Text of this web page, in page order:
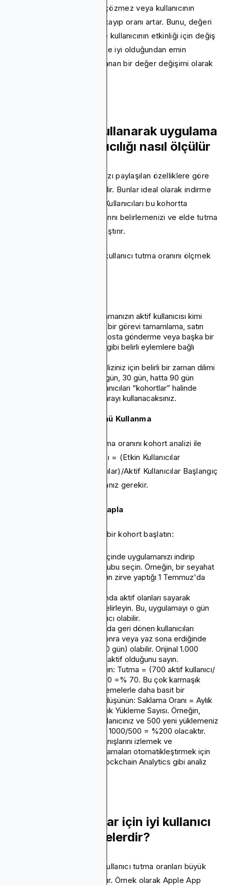
kolaylaştırmaz, bir sorunu çözmez veya kullanıcının
hayatını kolaylaştırmazsa, kayıp oranı artar. Bunu, değeri
yarattığınız ve erişilebilir ve kullanıcının etkinliği için değiş
tokuş yapmak için yeterince iyi olduğundan emin
olduğunuz zaman için algılanan bir değer değişimi olarak
Kohort analizi kullanarak uygulama
kullanıcısının kalıcılığı nasıl ölçülür
Kohort analizi, kullanıcılarınızı paylaşılan özelliklere göre
gruplandırmak anlamına gelir. Bunlar ideal olarak indirme
ve kayıt tarihleri olacaktır. Kullanıcıları bu kohortta
gruplamak, davranış kalıplarını belirlemenizi ve elde tutma
oranlarını izlemenizi kolaylaştırır.
Kohort analizini kullanarak kullanıcı tutma oranını ölçmek
: Uygulamanızın aktif kullanıcısı kimi
olarak görürsünüz? Bu, bir görevi tamamlama, satın
alma işlemi yapma, e-posta gönderme veya başka bir
temel etkileşim eylemi gibi belirli eylemlere bağlı
Analiziniz için belirli bir zaman dilimi
seçin. Bu bir gün, yedi gün, 30 gün, hatta 90 gün
olabilir. Daha sonra kullanıcıları “kohortlar” halinde
gruplamak için bu numarayı kullanacaksınız.
2. Tutma Oranı Formülünü Kullanma
Uygulama kullanıcısının tutma oranını kohort analizi ile
ölçmek için, Bekleme Oranı = (Etkin Kullanıcılar
Sonlandırma - Yeni Kullanıcılar)/Aktif Kullanıcılar Başlangıç
x %100 formülünü kullanmanız gerekir.
3. Kohort Analizi ile Hesapla
Şimdi şu 5 adımı izleyerek bir kohort başlatın:
Belirli bir süre içinde uygulamanızı indirip
yükleyen bir kullanıcı grubu seçin. Örneğin, bir seyahat
uygulamanız varsa, yazın zirve yaptığı 1 Temmuz'da
Temmuz başında aktif olanları sayarak
başlangıç kullanıcıları belirleyin. Bu, uygulamayı o gün
yükleyen ilk 1000 kullanıcı olabilir.
Dönem sonunda geri dönen kullanıcıları
belirleyin; bu, 30 gün sonra veya yaz sona erdiğinde
Eylül ayının sonunda (90 gün) olabilir. Orijinal 1.000
kullanıcının kaçının hala aktif olduğunu sayın.
Formülü kullanın: Tutma = (700 aktif kullanıcı/
1000 ilk kullanıcı) x% 100 =% 70. Bu çok karmaşık
görünüyorsa, aylık yüklemelerle daha basit bir
hesaplama kullanmayı düşünün: Saklama Oranı = Aylık
Aktif Kullanıcı Sayısı/Aylık Yükleme Sayısı. Örneğin,
geçen ay 1000 aktif kullanıcınız ve 500 yeni yüklemeniz
varsa, saklama oranınız 1000/500 = %200 olacaktır.
Kullanıcı davranışlarını izlemek ve
hesaplamaları ve raporlamaları otomatikleştirmek için
Google Analytics ve Blockchain Analytics gibi analiz
Mobil uygulamalar için iyi kullanıcı
tutma oranları nelerdir?
Mobil uygulamalar için iyi kullanıcı tutma oranları büyük
ölçüde sektörünüze bağlıdır. Örnek olarak Apple App